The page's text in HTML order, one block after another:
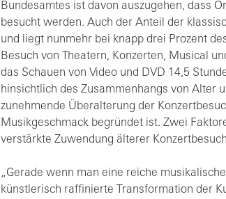
Bundesamtes ist davon auszugehen, dass
besucht werden. Auch der Anteil der
und liegt nunmehr bei knapp drei Prozent
Besuch von Theatern, Konzerten, Musical
das Schauen von Video und DVD 14,5
hinsichtlich des Zusammenhangs von Alter
zunehmende Überalterung der
Musikgeschmack begründet ist. Zwei
verstärkte Zuwendung älterer
„Gerade wenn man eine reiche
künstlerisch raffinierte Transformation der